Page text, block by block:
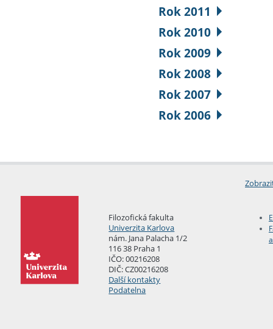
Rok 2011
Rok 2010
Rok 2009
Rok 2008
Rok 2007
Rok 2006
Filozofická fakulta
Univerzita Karlova
nám. Jana Palacha 1/2
116 38 Praha 1
IČO: 00216208
DIČ: CZ00216208
Další kontakty
Podatelna